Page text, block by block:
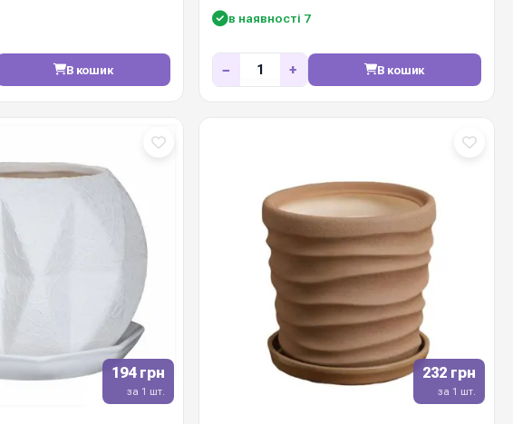
В кошик
в наявності 7
− + В кошик
194 грн
за 1 шт.
232 грн
за 1 шт.